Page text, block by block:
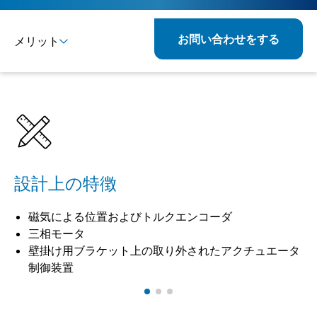
メリット お問い合わせをする
設計上の特徴
磁気による位置およびトルクエンコーダ
三相モータ
壁掛け用ブラケット上の取り外されたアクチュエータ
制御装置